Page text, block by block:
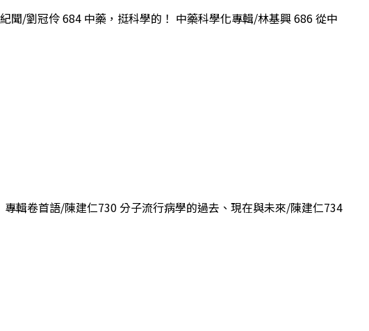
聞/劉冠伶 684 中藥，挺科學的！ 中藥科學化專輯/林基興 686 從中
輯卷首語/陳建仁730 分子流行病學的過去、現在與未來/陳建仁734